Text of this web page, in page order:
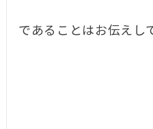
であることはお伝えし